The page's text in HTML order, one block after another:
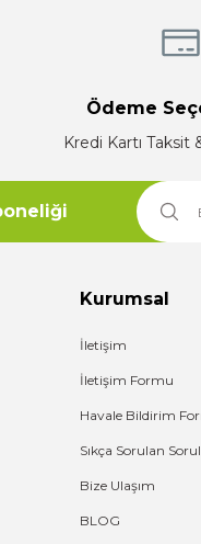
Ödeme
Kredi Kartı Taksit
Kurumsal
İletişim
İletişim Formu
Havale Bildirim
Sıkça Sorulan
Bize Ulaşım
BLOG